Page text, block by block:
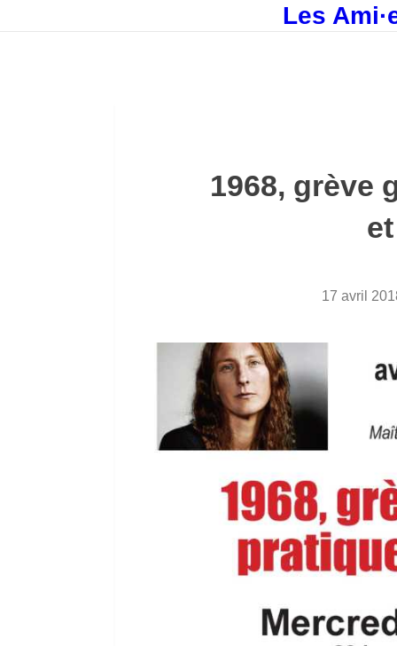
Les
1968, grève
17 avril